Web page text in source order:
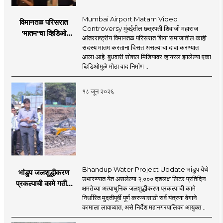
need for complementary knowledge to
determine a modern role and approach
that is compatible with culture,
motionlessness and tradition.
the new era, 'smart' journalism with a view,
'smart' multimedia for the new era, and
journalism for a 'smart' Maharashtra will
be the side of the game.
विमानतळ परिसरात
'मातम'चा व्हिडिओ
Mumbai Airport Matam Video
Controversy मुंबईतील छत्रपती शिवाजी महाराज
आंतरराष्ट्रीय विमानतळ परिसरात शिया समाजातील काही
सदस्य मातम करताना दिसत असल्याचा दावा करण्यात
आला आहे. बुधवारी सोशल मिडियावर व्हायरल झालेल्या एका
व्हिडिओमुळे मोठा वाद निर्माण ..
१८ जून २०२६
भांडुप जलशुद्धीकरण
प्रकल्पाची कामे गतीने
Bhandup Water Project Update भांडुप येथे
उभारण्यात येत असलेल्या २,००० दशलक्ष लिटर प्रतिदिन
क्षमतेच्या अत्याधुनिक जलशुद्धीकरण प्रकल्पाची कामे
निर्धारित मुदतीपूर्वी पूर्ण करण्यासाठी सर्व यंत्रणा वेगाने
कामाला लावाव्यात, असे निर्देश महानगरपालिका आयुक्त ..